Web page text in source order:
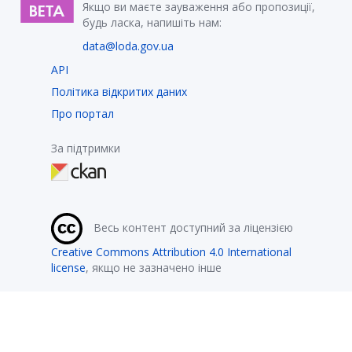
Якщо ви маєте зауваження або пропозиції,
будь ласка, напишіть нам:
data@loda.gov.ua
API
Політика відкритих даних
Про портал
За підтримки
Весь контент доступний за ліцензією
Creative Commons Attribution 4.0 International
license, якщо не зазначено інше